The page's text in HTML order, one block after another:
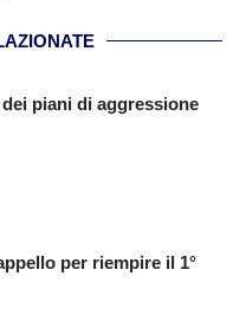
piani di aggressione
per riempire il 1°